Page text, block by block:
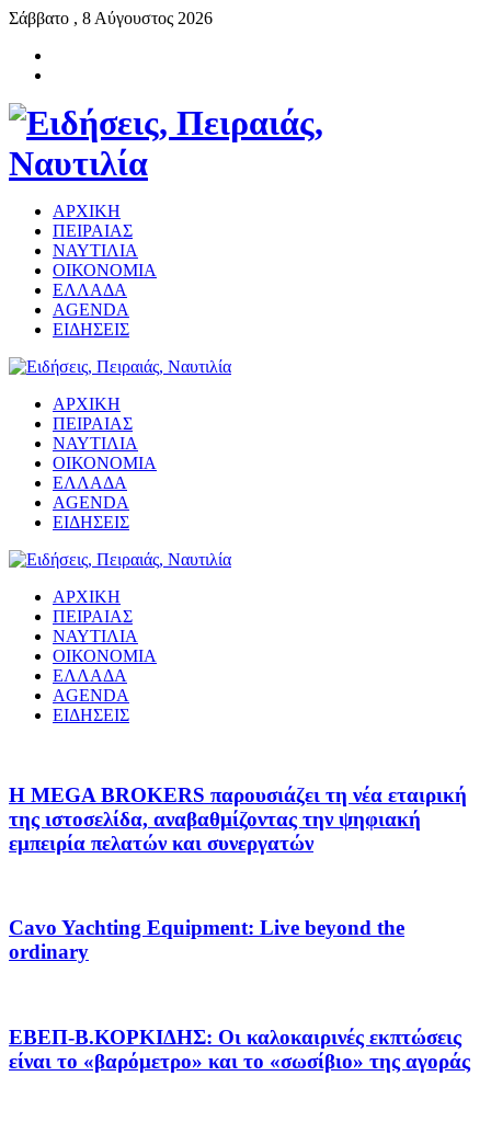
Σάββατο , 8 Αύγουστος 2026
ΑΡΧΙΚΗ
ΠΕΙΡΑΙΑΣ
ΝΑΥΤΙΛΙΑ
ΟΙΚΟΝΟΜΙΑ
ΕΛΛΑΔΑ
AGENDA
ΕΙΔΗΣΕΙΣ
ΑΡΧΙΚΗ
ΠΕΙΡΑΙΑΣ
ΝΑΥΤΙΛΙΑ
ΟΙΚΟΝΟΜΙΑ
ΕΛΛΑΔΑ
AGENDA
ΕΙΔΗΣΕΙΣ
ΑΡΧΙΚΗ
ΠΕΙΡΑΙΑΣ
ΝΑΥΤΙΛΙΑ
ΟΙΚΟΝΟΜΙΑ
ΕΛΛΑΔΑ
AGENDA
ΕΙΔΗΣΕΙΣ
Η MEGA BROKERS παρουσιάζει τη νέα εταιρική
της ιστοσελίδα, αναβαθμίζοντας την ψηφιακή
εμπειρία πελατών και συνεργατών
Cavo Yachting Equipment: Live beyond the
ordinary
EΒΕΠ-Β.ΚΟΡΚΙΔΗΣ: Οι καλοκαιρινές εκπτώσεις
είναι το «βαρόμετρο» και το «σωσίβιο» της αγοράς